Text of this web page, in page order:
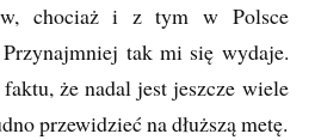
chociaż i z tym w Polsce
tak mi się wydaje.
że nadal jest jeszcze wiele
przewidzieć na dłuższą metę.